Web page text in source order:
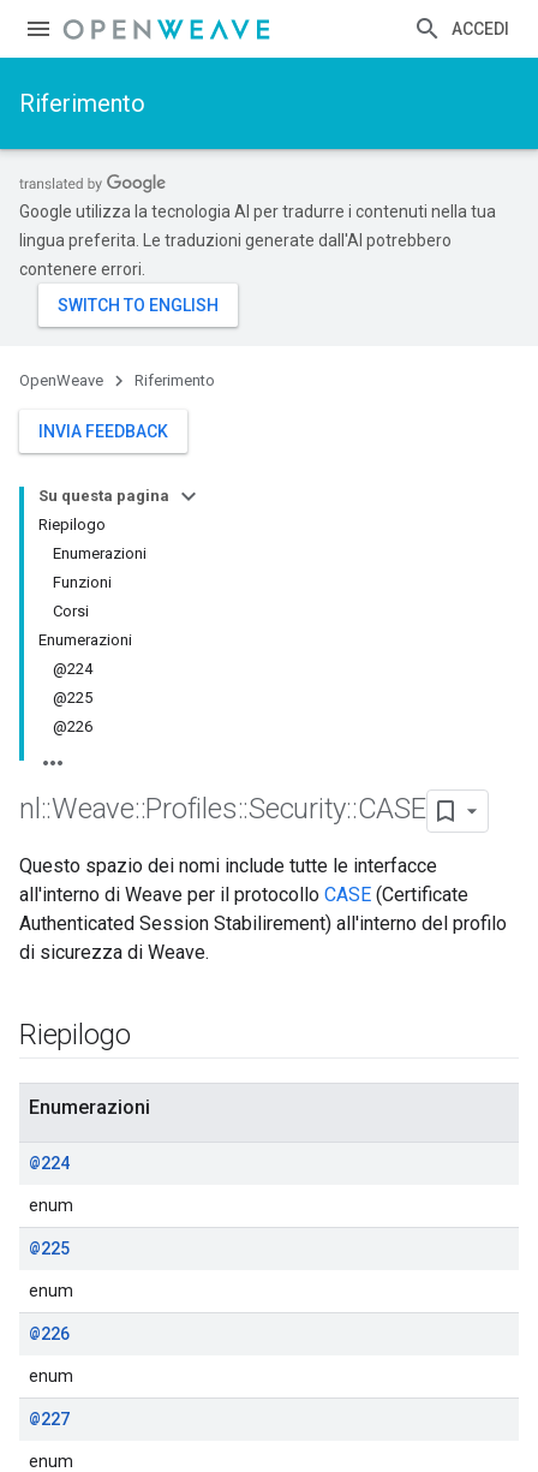
ACCEDI
Riferimento
Google utilizza la tecnologia AI per tradurre i contenuti nella tua
lingua preferita. Le traduzioni generate dall'AI potrebbero
contenere errori.
OpenWeave Riferimento
INVIA FEEDBACK
Su questa pagina
Riepilogo
Enumerazioni
Funzioni
Corsi
Enumerazioni
@224
@225
@226
nl ::Weave::Profiles::Security::CASE
Questo spazio dei nomi include tutte le interfacce
all'interno di Weave per il protocollo CASE (Certificate
Authenticated Session Stabilirement) all'interno del profilo
di sicurezza di Weave.
Riepilogo
Enumerazioni
@224
enum
@225
enum
@226
enum
@227
enum